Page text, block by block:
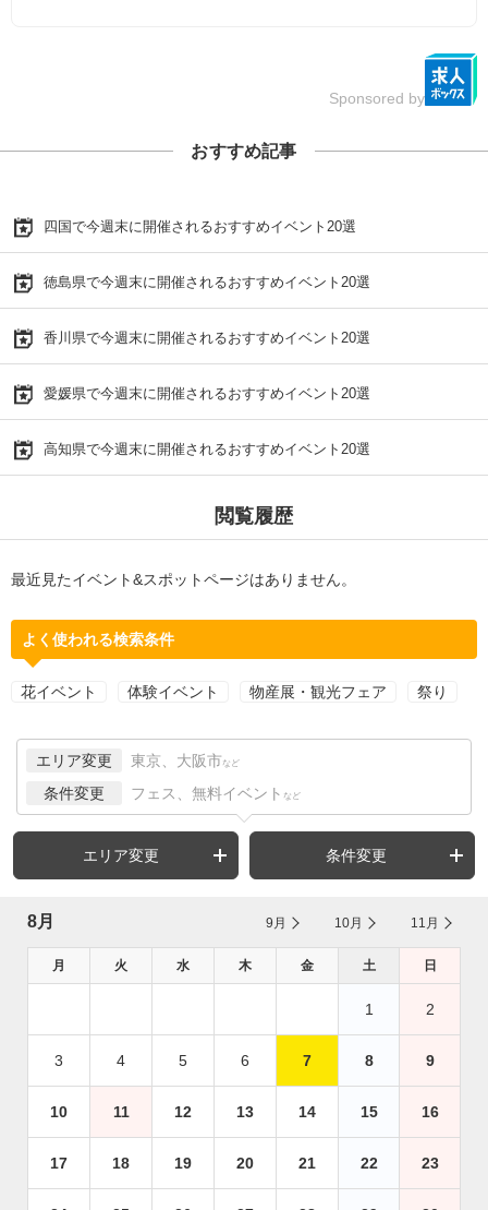
Sponsored by
おすすめ記事
四国で今週末に開催されるおすすめイベント20選
徳島県で今週末に開催されるおすすめイベント20選
香川県で今週末に開催されるおすすめイベント20選
愛媛県で今週末に開催されるおすすめイベント20選
高知県で今週末に開催されるおすすめイベント20選
閲覧履歴
最近見たイベント&スポットページはありません。
よく使われる検索条件
花イベント 体験イベント 物産展・観光フェア 祭り
エリア変更 東京、大阪市 など
条件変更 フェス、無料イベント など
エリア変更 条件変更
8月 9月 10月 11月
月 火 水 木 金 土 日
1 2
3 4 5 6 7 8 9
10 11 12 13 14 15 16
17 18 19 20 21 22 23